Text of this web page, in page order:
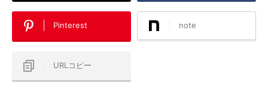
Pinterest note
URLコピー